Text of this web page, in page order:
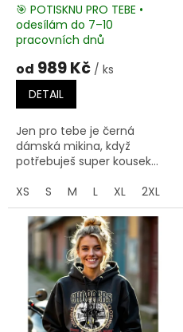
🎯 POTISKNU PRO TEBE •
odesílám do 7–10
pracovních dnů
od 989 Kč / ks
DETAIL
Jen pro tebe je černá
dámská mikina, když
potřebuješ super kousek...
XS
S M L XL 2XL